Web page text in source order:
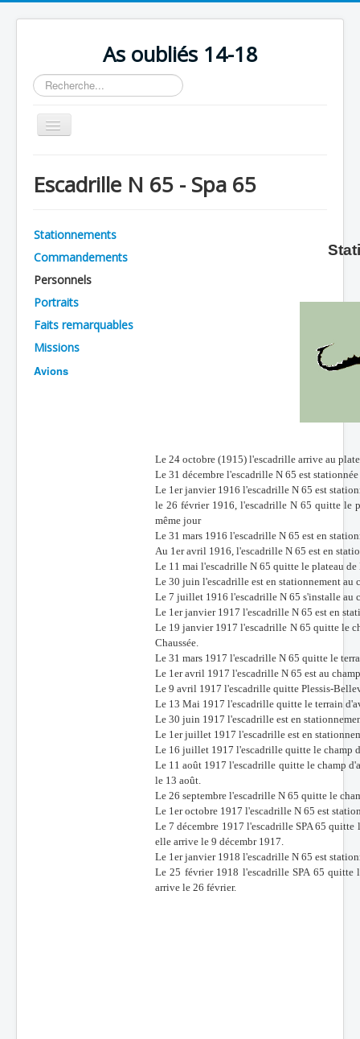
As oubliés 14-18
Rechercher
Basculer
la
Chronologie
Avions
Personnels
Formation
Doctrines
Escadrille N 65 - Spa 65
Stationnements
Commandements
Personnels
Portraits
Faits remarquables
Missions
Avions
Le 24 octobre (1915) l'escadrille arrive au
Le 31 décembre l'escadrille N 65 est
Le 1er janvier 1916 l'escadrille N 65 est
le 26 février 1916, l'escadrille N 65 quitte le
même jour
Le 31 mars 1916 l'escadrille N 65 est en
Au 1er avril 1916, l'escadrille N 65 est en
Le 11 mai l'escadrille N 65 quitte le plateau
Le 30 juin l'escadrille est en stationnement au
Le 7 juillet 1916 l'escadrille N 65 s'installe au
Le 1er janvier 1917 l'escadrille N 65 est en
Le 19 janvier 1917 l'escadrille N 65 quitte le
Chaussée.
Le 31 mars 1917 l'escadrille N 65 quitte le
Le 1er avril 1917 l'escadrille N 65 est au
Le 9 avril 1917 l'escadrille quitte Plessis-
Le 13 Mai 1917 l'escadrille quitte le terrain
Le 30 juin 1917 l'escadrille est en
Le 1er juillet 1917 l'escadrille est en
Le 16 juillet 1917 l'escadrille quitte le champ
Le 11 août 1917 l'escadrille quitte le champ
le 13 août.
Le 26 septembre l'escadrille N 65 quitte le
Le 1er octobre 1917 l'escadrille N 65 est
Le 7 décembre 1917 l'escadrille SPA 65
elle arrive le 9 décembr 1917.
Le 1er janvier 1918 l'escadrille N 65 est
Le 25 février 1918 l'escadrille SPA 65
arrive le 26 février.